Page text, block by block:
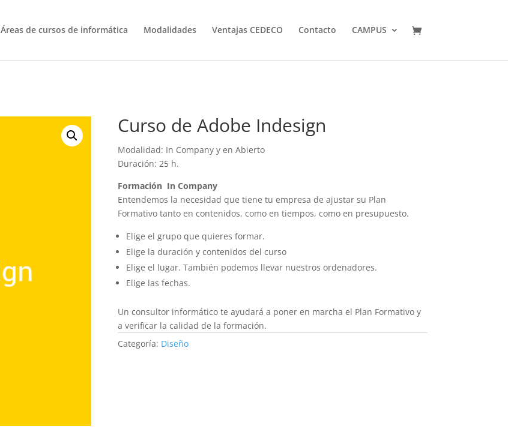
Áreas de cursos de informática Modalidades Ventajas CEDECO Contacto CAMPUS
Curso de Adobe Indesign
Modalidad: In Company y en Abierto
Duración: 25 h.
Formación In Company
Entendemos la necesidad que tiene tu empresa de ajustar su Plan
Formativo tanto en contenidos, como en tiempos, como en presupuesto.
Elige el grupo que quieres formar.
Elige la duración y contenidos del curso
Elige el lugar. También podemos llevar nuestros ordenadores.
Elige las fechas.
Un consultor informático te ayudará a poner en marcha el Plan Formativo y
a verificar la calidad de la formación.
Categoría: Diseño